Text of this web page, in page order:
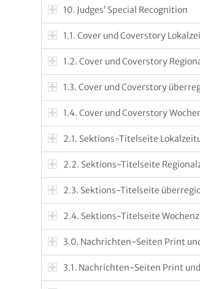
10. Judges’ Special Recognition
1.1. Cover und Coverstory
1.2. Cover und Coverstory
1.3. Cover und Coverstory
1.4. Cover und Coverstory
2.1. Sektions-Titelseite
2.2. Sektions-Titelseite
2.3. Sektions-Titelseite
2.4. Sektions-Titelseite
3.0. Nachrichten-Seiten Print
3.1. Nachrichten-Seiten Print